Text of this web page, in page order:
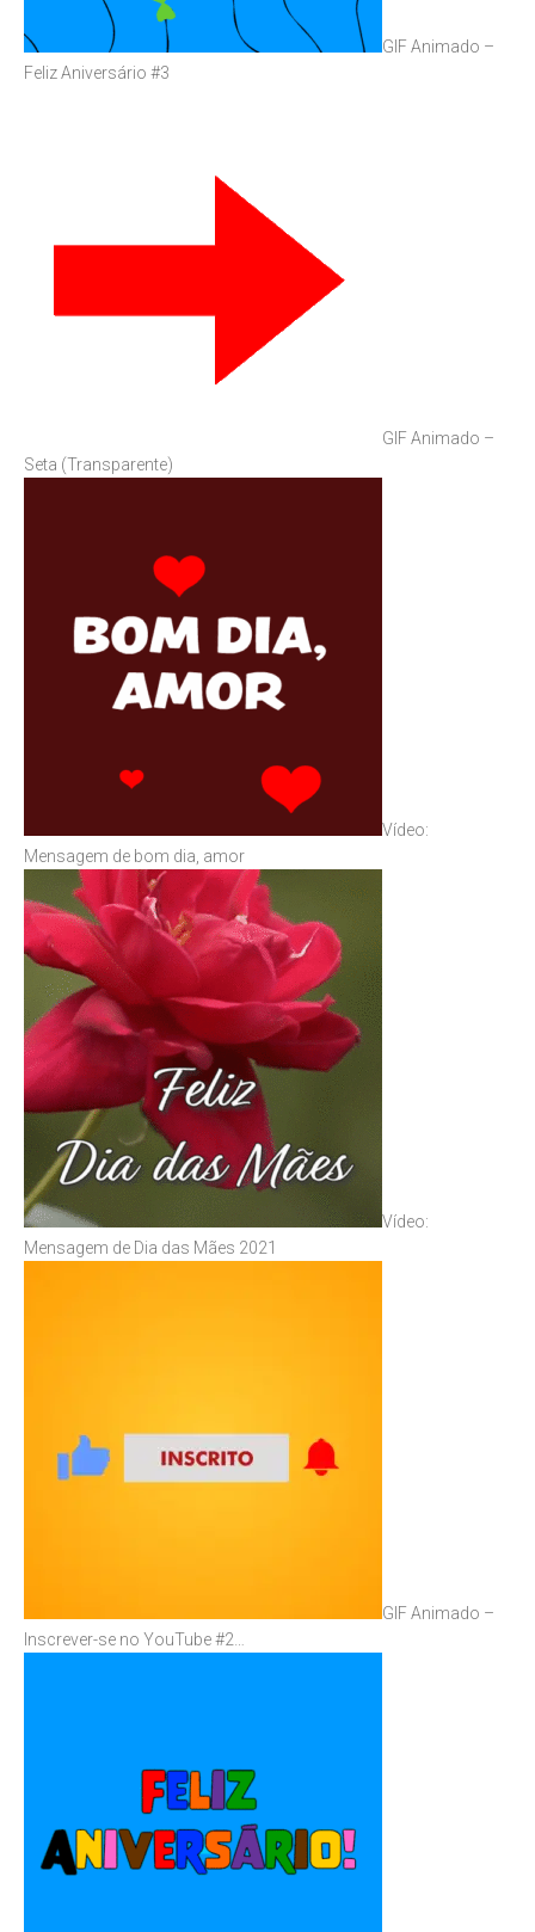
GIF Animado –
Feliz Aniversário #3
GIF Animado –
Seta (Transparente)
Vídeo:
Mensagem de bom dia, amor
Vídeo:
Mensagem de Dia das Mães 2021
GIF Animado –
Inscrever-se no YouTube #2…